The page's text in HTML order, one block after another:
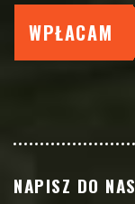
WPŁACAM
NAPISZ DO NAS